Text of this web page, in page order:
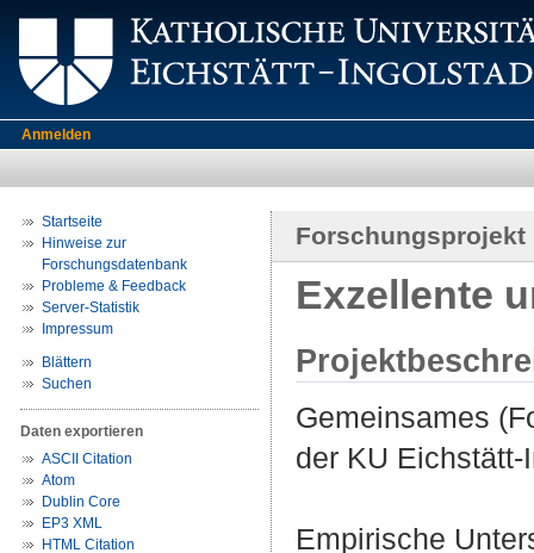
Anmelden
Startseite
Hinweise zur
Forschungsdatenbank
Probleme & Feedback
Server-Statistik
Impressum
Blättern
Suchen
Daten exportieren
ASCII Citation
Atom
Dublin Core
EP3 XML
HTML Citation
Forschungsprojekt
Exzellente
Gemeinsames
der KU Eichstätt-
Empirische